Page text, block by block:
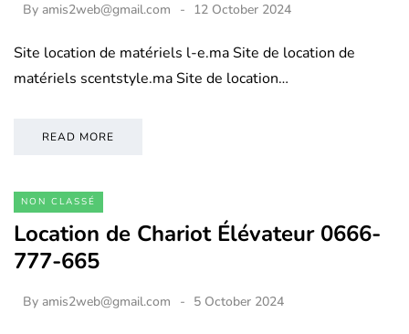
By amis2web@gmail.com 12 October 2024
Site location de matériels l-e.ma Site de location de
matériels scentstyle.ma Site de location…
READ MORE
NON CLASSÉ
Location de Chariot Élévateur 0666-
777-665
By amis2web@gmail.com 5 October 2024